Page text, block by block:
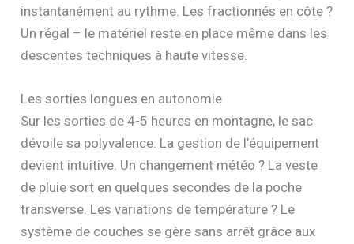
instantanément au rythme. Les fractionnés en côte ?
Un régal – le matériel reste en place même dans les
descentes techniques à haute vitesse.
Les sorties longues en autonomie
Sur les sorties de 4-5 heures en montagne, le sac
dévoile sa polyvalence. La gestion de l’équipement
devient intuitive. Un changement météo ? La veste
de pluie sort en quelques secondes de la poche
transverse. Les variations de température ? Le
système de couches se gère sans arrêt grâce aux